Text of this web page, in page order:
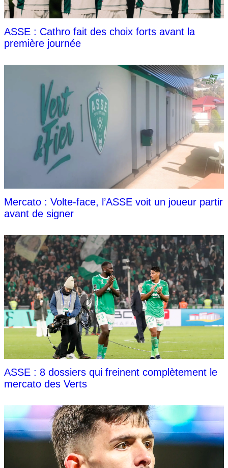
ASSE : Cathro fait des choix forts avant la
première journée
Mercato : Volte-face, l’ASSE voit un joueur partir
avant de signer
ASSE : 8 dossiers qui freinent complètement le
mercato des Verts